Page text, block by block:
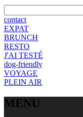
contact
EXPAT
BRUNCH
RESTO
J'AI TESTÉ
dog-friendly
VOYAGE
PLEIN AIR
MENU